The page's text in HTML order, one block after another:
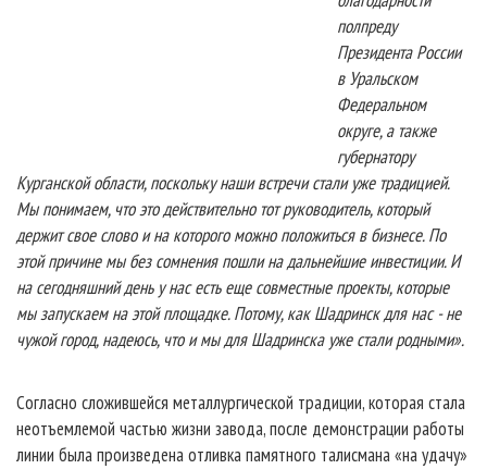
полпреду
Президента России
в Уральском
Федеральном
округе, а также
губернатору
Курганской области, поскольку наши встречи стали уже традицией.
Мы понимаем, что это действительно тот руководитель, который
держит свое слово и на которого можно положиться в бизнесе. По
этой причине мы без сомнения пошли на дальнейшие инвестиции. И
на сегодняшний день у нас есть еще совместные проекты, которые
мы запускаем на этой площадке. Потому, как Шадринск для нас - не
чужой город, надеюсь, что и мы для Шадринска уже стали родными».
Согласно сложившейся металлургической традиции, которая стала
неотъемлемой частью жизни завода, после демонстрации работы
линии была произведена отливка памятного талисмана «на удачу»